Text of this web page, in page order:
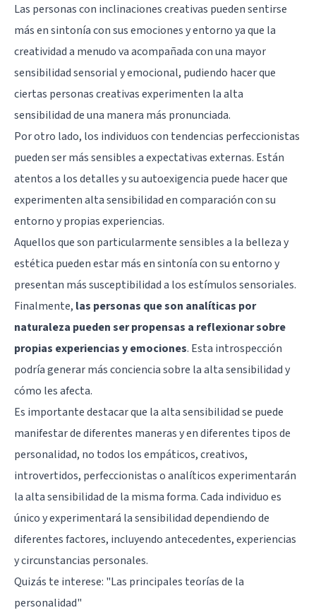
Las personas con inclinaciones creativas pueden sentirse
más en sintonía con sus emociones y entorno ya que la
creatividad a menudo va acompañada con una mayor
sensibilidad sensorial y emocional, pudiendo hacer que
ciertas personas creativas experimenten la alta
sensibilidad de una manera más pronunciada.
Por otro lado, los individuos con tendencias perfeccionistas
pueden ser más sensibles a expectativas externas. Están
atentos a los detalles y su autoexigencia puede hacer que
experimenten alta sensibilidad en comparación con su
entorno y propias experiencias.
Aquellos que son particularmente sensibles a la belleza y
estética pueden estar más en sintonía con su entorno y
presentan más susceptibilidad a los estímulos sensoriales.
Finalmente, las personas que son analíticas por
naturaleza pueden ser propensas a reflexionar sobre
propias experiencias y emociones. Esta introspección
podría generar más conciencia sobre la alta sensibilidad y
cómo les afecta.
Es importante destacar que la alta sensibilidad se puede
manifestar de diferentes maneras y en diferentes tipos de
personalidad, no todos los empáticos, creativos,
introvertidos, perfeccionistas o analíticos experimentarán
la alta sensibilidad de la misma forma. Cada individuo es
único y experimentará la sensibilidad dependiendo de
diferentes factores, incluyendo antecedentes, experiencias
y circunstancias personales.
Quizás te interese: "Las principales teorías de la
personalidad"